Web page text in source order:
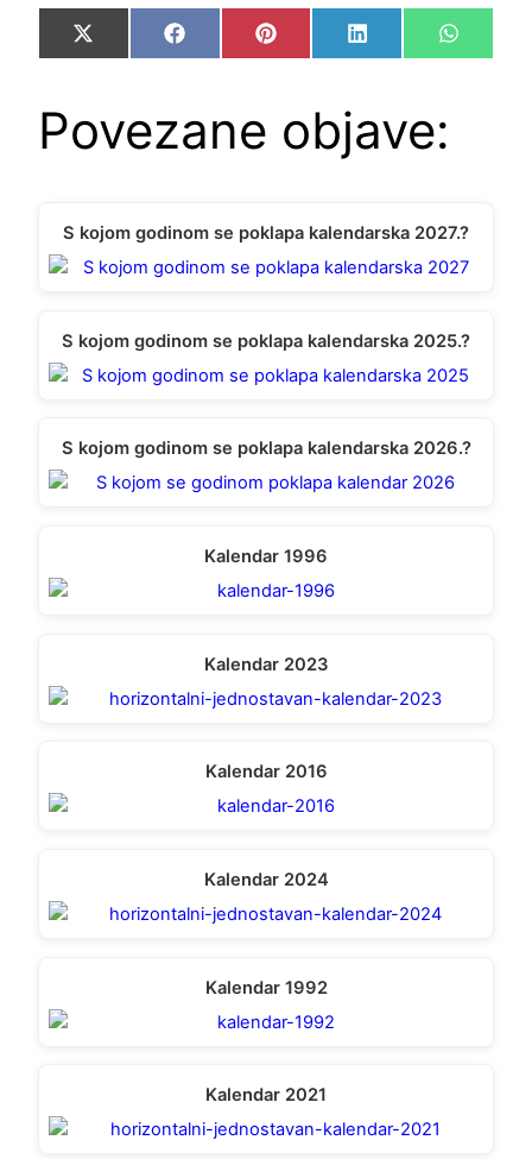
Share
on
X
(Twitter)
Share
on
FacebookShare
on
Pinterest Share
on
LinkedIn Share
on
Povezane objave:
S kojom godinom se poklapa kalendarska 2027.?
S kojom godinom se poklapa kalendarska 2025.?
S kojom godinom se poklapa kalendarska 2026.?
Kalendar 1996
Kalendar 2023
Kalendar 2016
Kalendar 2024
Kalendar 1992
Kalendar 2021